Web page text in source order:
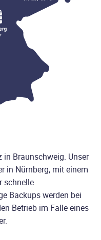
in Braunschweig. Unser
in Nürnberg, mit einem
schnelle
Backups werden bei
Betrieb im Falle eines